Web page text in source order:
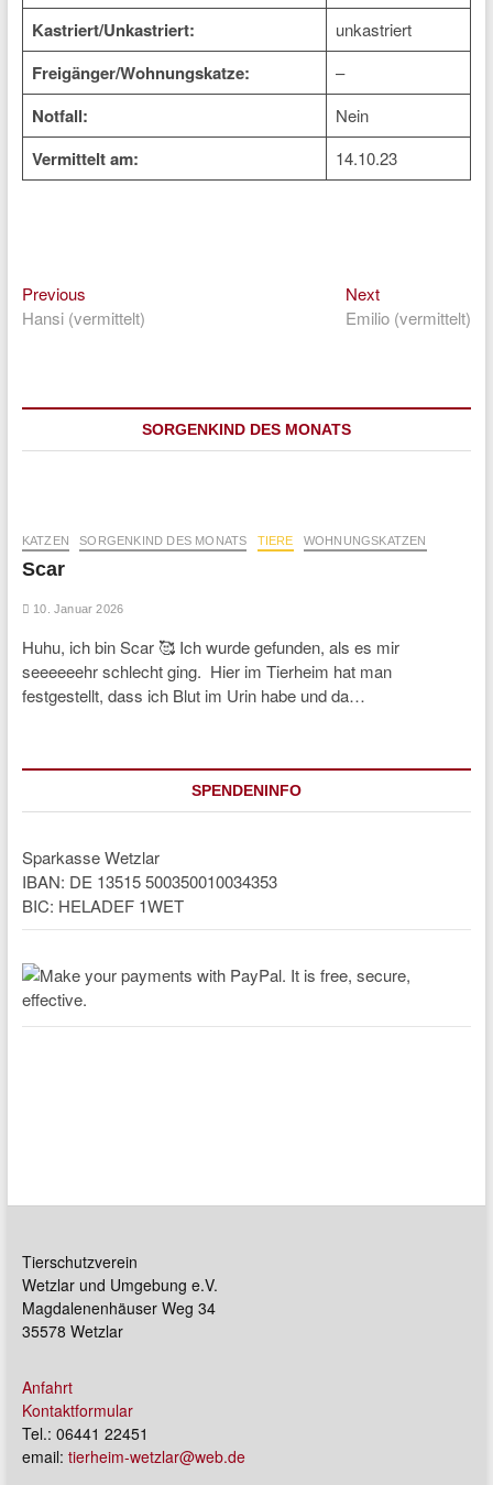
Kastriert/Unkastriert: unkastriert
Freigänger/Wohnungskatze: –
Notfall: Nein
Vermittelt am: 14.10.23
Beitragsnavigation
PreviousPrevious
post:
Hansi (vermittelt)
NextNext
post:
Emilio (vermittelt)
SORGENKIND DES MONATS
KATZEN SORGENKIND DES MONATS TIERE WOHNUNGSKATZEN
Scar
10. Januar 2026
Huhu, ich bin Scar 🥰 Ich wurde gefunden, als es mir
seeeeeehr schlecht ging. Hier im Tierheim hat man
festgestellt, dass ich Blut im Urin habe und da…
SPENDENINFO
Sparkasse Wetzlar
IBAN: DE 13515 500350010034353
BIC: HELADEF 1WET
Tierschutzverein
Wetzlar und Umgebung e.V.
Magdalenenhäuser Weg 34
35578 Wetzlar
Anfahrt
Kontaktformular
Tel.: 06441 22451
email: tierheim-wetzlar@web.de